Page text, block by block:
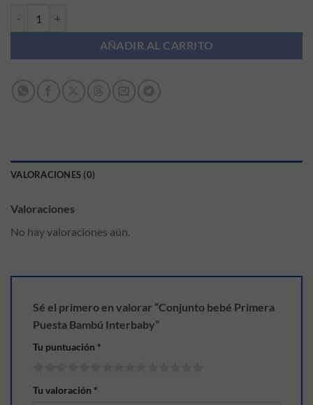
AÑADIR AL CARRITO
VALORACIONES (0)
Valoraciones
No hay valoraciones aún.
Sé el primero en valorar “Conjunto bebé Primera
Puesta Bambú Interbaby”
Tu puntuación *
Tu valoración *